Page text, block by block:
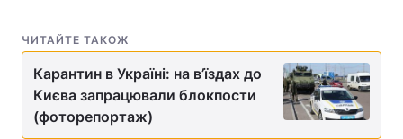
ЧИТАЙТЕ ТАКОЖ
Карантин в Україні: на в’їздах до
Києва запрацювали блокпости
(фоторепортаж)